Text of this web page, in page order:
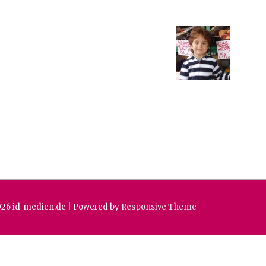
id-medien.de | Powered by Responsive Theme